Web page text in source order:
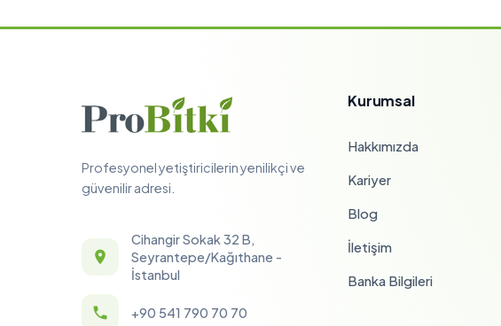
Profesyonel yetiştiricilerin yenilikçi ve
güvenilir adresi.
Cihangir Sokak 32 B,
Seyrantepe/Kağıthane -
İstanbul
+90 541 790 70 70
Kurumsal
Hakkımızda
Kariyer
Blog
İletişim
Banka Bilgileri